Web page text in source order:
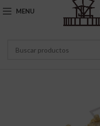
MENU